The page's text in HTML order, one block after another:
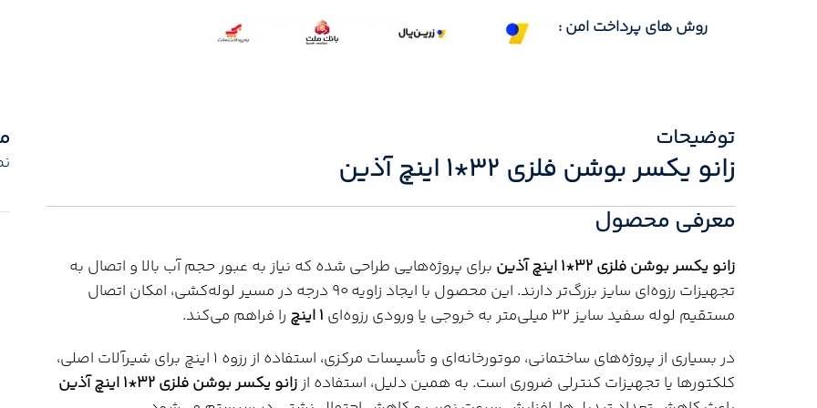
روش های پرداخت امن :
توضیحات
زانو یکسر بوشن فلزی 32*1 اینچ آذین
معرفی محصول
زانو یکسر بوشن فلزی 32*1 اینچ آذین
برای پروژه‌هایی طراحی شده که نیاز به عبور حجم آب بالا و اتصال به
تجهیزات رزوه‌ای سایز بزرگ‌تر دارند. این محصول با ایجاد زاویه 90 درجه در مسیر لوله‌کشی، امکان اتصال
مستقیم لوله سفید سایز 32 میلی‌متر به خروجی یا ورودی رزوه‌ای
1 اینچ
را فراهم می‌کند.
در بسیاری از پروژه‌های ساختمانی، موتورخانه‌ای و تأسیسات مرکزی، استفاده از رزوه 1 اینچ برای شیرآلات اصلی،
کلکتورها یا تجهیزات کنترلی ضروری است. به همین دلیل، استفاده اززانو یکسر بوشن فلزی 32*1 اینچ آذین